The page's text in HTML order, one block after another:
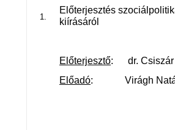
Előterjesztés
kiírásáról
Előterjesztő: dr. Csiszár
Előadó: Virágh Natália